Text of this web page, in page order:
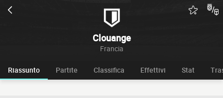
Clouange
Francia
Riassunto Partite Classifica Effettivi Stat